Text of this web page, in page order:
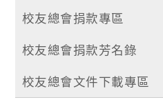
校友總會捐款專區
校友總會捐款芳名錄
校友總會文件下載專區